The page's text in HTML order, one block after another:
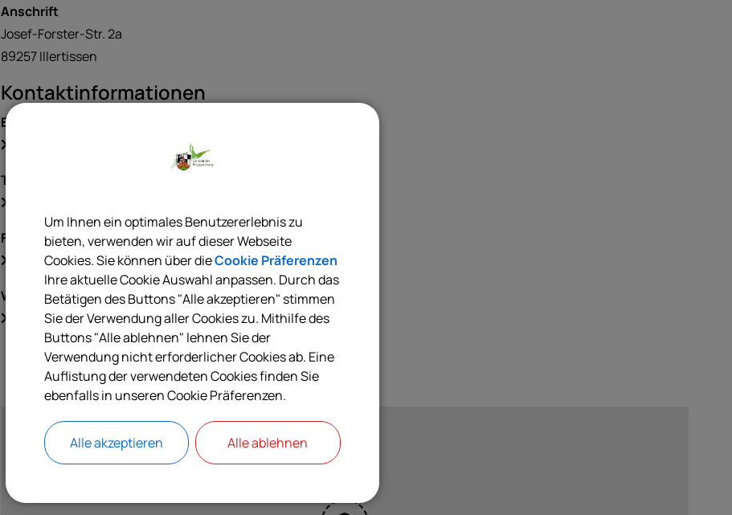
Anschrift
Josef-Forster-Str.2a
89257Illertissen
Kontaktinformationen
E-Mail
Telefon
Fax
07303 42335
Website
www.vhs-neu-ulm.de
Um Ihnen ein optimales Benutzererlebnis zu
bieten, verwenden wir auf dieser Webseite
Cookies. Sie können über dieCookie Präferenzen
Ihre aktuelle Cookie Auswahl anpassen. Durch das
Betätigen des Buttons "Alle akzeptieren" stimmen
Sie der Verwendung aller Cookies zu. Mithilfe des
Buttons "Alle ablehnen" lehnen Sie der
Verwendung nicht erforderlicher Cookies ab. Eine
Auflistung der verwendeten Cookies finden Sie
ebenfalls in unseren Cookie Präferenzen.
Alle akzeptieren Alle ablehnen